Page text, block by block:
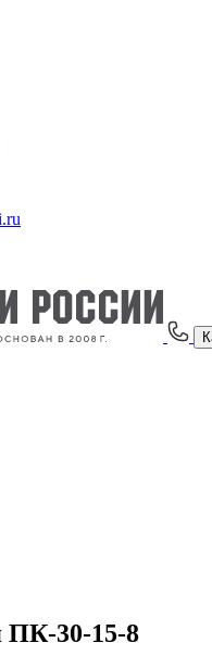
ПК-30-15-8